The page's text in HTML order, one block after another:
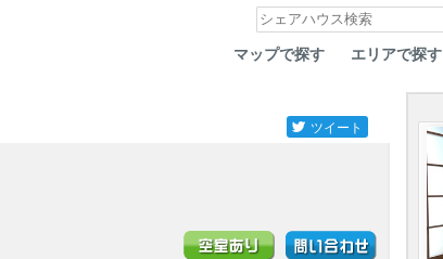
マップで探す エリアで探す
ツイート